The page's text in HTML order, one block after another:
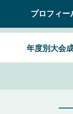
プロフィー
年度別大会